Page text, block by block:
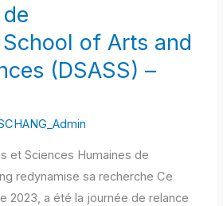
of Arts and
(DSASS) –
et Sciences Humaines de
redynamise sa recherche Ce
2023, a été la journée de relance